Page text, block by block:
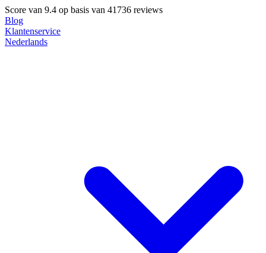
Score van 9.4 op basis van 41736 reviews
Blog
Klantenservice
Nederlands